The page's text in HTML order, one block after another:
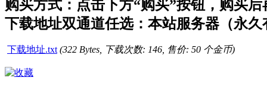
购买方式：点击下方“购买”按钮，购买
下载地址双通道任选：本站服务器（永
下载地址.txt (322 Bytes, 下载次数: 146, 售价: 50 个金币)